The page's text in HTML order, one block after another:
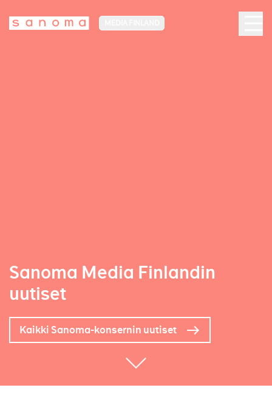
Sanoma Media Finlandin
uutiset
Kaikki Sanoma-konsernin uutiset